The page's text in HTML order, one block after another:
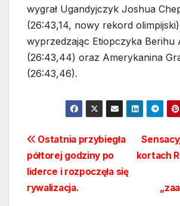
wygrał Ugandyjczyk Joshua
(26:43,14, nowy rekord
wyprzedzając Etiopczyka Berihu
(26:43,44) oraz Amerykanina
(26:43,46).
Nawigacja
wpisu
kortach
Ostatnia przybiegła
półtorej godziny po
liderce i rozpoczęła się
rywalizacja.